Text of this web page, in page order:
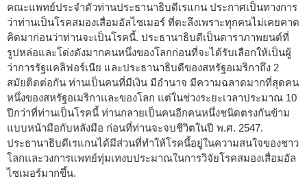
คณะแพทย์ประจำตัวท่านประธานาธิบดีเรแกน ประกาศเป็นทางการ
ว่าท่านเป็นโรคสมองเสื่อมอัลไซเมอร์ ที่ตะลึงเพราะทุกคนไม่เคยคาด
คิดมาก่อนว่าท่านจะเป็นโรคนี้. ประธานาธิบดีเป็นดาราภาพยนต์ที่
รูปหล่อและโด่งดังมากคนหนึ่งของโลกก่อนที่จะได้รับเลือกให้เป็นผู้
ว่าการรัฐแคลิฟอร์เนีย และประธานาธิบดีของสหรัฐอเมริกาถึง 2
สมัยติดต่อกัน ท่านเป็นคนที่มีเงิน มีอำนาจ มีความฉลาดมากที่สุดคน
หนึ่งของสหรัฐอเมริกาและของโลก แต่ในช่วงระยะเวลาประมาณ 10
ปีกว่าที่ท่านเป็นโรคนี้ ท่านกลายเป็นคนอีกคนหนึ่งชนิดตรงกันข้าม
แบบหน้ามือกับหลังมือ ก่อนที่ท่านจะจบชีวิตในปี พ.ศ. 2547.
ประธานาธิบดีเรแกนได้มีส่วนที่ทำให้โรคนี้อยู่ในความสนใจของชาว
โลกและวงการแพทย์ทุ่มเทงบประมาณในการวิจัยโรคสมองเสื่อมอัล
ไซเมอร์มากขึ้น.